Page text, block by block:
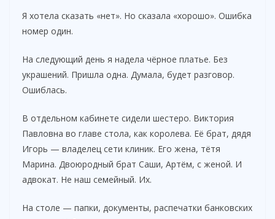
Я хотела сказать «нет». Но сказала «хорошо». Ошибка
номер один.
На следующий день я надела чёрное платье. Без
украшений. Пришла одна. Думала, будет разговор.
Ошиблась.
В отдельном кабинете сидели шестеро. Виктория
Павловна во главе стола, как королева. Её брат, дядя
Игорь — владелец сети клиник. Его жена, тётя
Марина. Двоюродный брат Саши, Артём, с женой. И
адвокат. Не наш семейный. Их.
На столе — папки, документы, распечатки банковских